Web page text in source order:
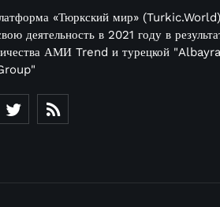
«Тюркский мир» (Turkic.World)
деятельность в 2021 году в
АМИ Trend и турецкой